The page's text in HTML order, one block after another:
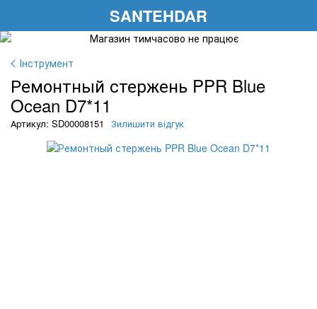
SANTEHDAR
Інструмент
Ремонтный стержень PPR Blue
Ocean D7*11
Артикул: SD00008151 Зилишити відгук